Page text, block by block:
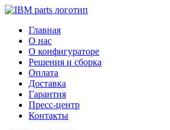
Главная
О нас
О конфигураторе
Решения и сборка
Оплата
Доставка
Гарантия
Пресс-центр
Контакты